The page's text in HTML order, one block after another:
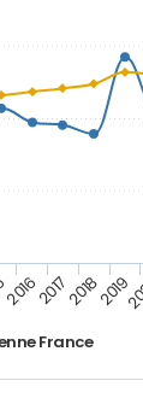
France
2016201720182019